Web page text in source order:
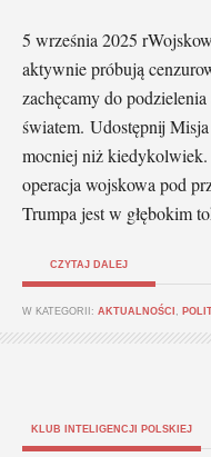
5 września 2025
aktywnie próbują
zachęcamy do
światem. Udostępnij
mocniej niż kiedykolwiek.
operacja wojskowa pod
Trumpa jest w głębokim
CZYTAJ DALEJ
W KATEGORII: AKTUALNOŚCI
KLUB INTELIGENCJI POLSKIEJ